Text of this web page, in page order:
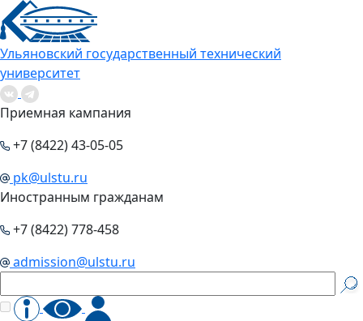
Ульяновский государственный технический
университет
Приемная кампания
+7 (8422) 43-05-05
pk@ulstu.ru
Иностранным гражданам
+7 (8422) 778-458
admission@ulstu.ru